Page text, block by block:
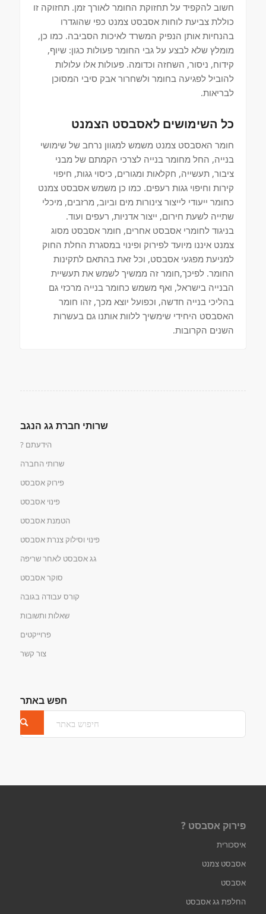
חשוב להקפיד על תחזוקת החומר לאורך זמן. תחזוקה זו
כוללת צביעת לוחות אסבסט צמנט כפי שהוגדרו
בהנחיות אותן הנפיק המשרד לאיכות הסביבה. כמו כן,
מומלץ שלא לבצע על גבי החומר פעולות כגון: שיוף,
קידוח, ניסור, השחזה וכדומה. פעולות אלו עלולות
להוביל לפגיעה בחומר ולשחרור אבק סיבי המסוכן
לבריאות.
כל השימושים לאסבסט הצמנט
חומר האסבסט צמנט משמש למגוון נרחב של שימושי
בנייה, החל מחומר בנייה לצרכי הקמתם של מבני
ציבור, תעשייה, חקלאות ומגורים, כיסוי גגות, חיפוי
קירות וחיפוי גגות רעפים. כמו כן משמש אסבסט צמנט
כחומר ייעודי לייצור צינורות מים וביוב, מרזבים, מיכלי
שתייה לשעת חירום, ייצור אדניות, רעפים ועוד.
בניגוד לחומרי אסבסט אחרים, חומר אסבסט מסוג
צמנט איננו מיועד לפירוק ופינוי במסגרת החלת החוק
למניעת מפגעי אסבסט, וכל זאת בהתאם לתקינות
החומר. לפיכך,חומר זה ממשיך לשמש את תעשיית
הבנייה בישראל, ואף משמש כחומר בנייה מרכזי גם
בהליכי בנייה חדשה, וכפועל יוצא מכך, זהו חומר
האסבסט היחידי שימשיך ללוות אותנו גם בעשרות
השנים הקרובות.
שרותי חברת גג הנגב
הידעתם ?
שרותי החברה
פירוק אסבסט
פינוי אסבסט
הטמנת אסבסט
פינוי וסילוק צנרת אסבסט
גג אסבסט לאחר שריפה
סוקר אסבסט
קורס עבודה בגובה
שאלות ותשובות
פרוייקטים
צור קשר
חפש באתר
פירוק אסבסט ?
איסכורית
אסבסט צמנט
אסבסט
החלפת גג אסבסט